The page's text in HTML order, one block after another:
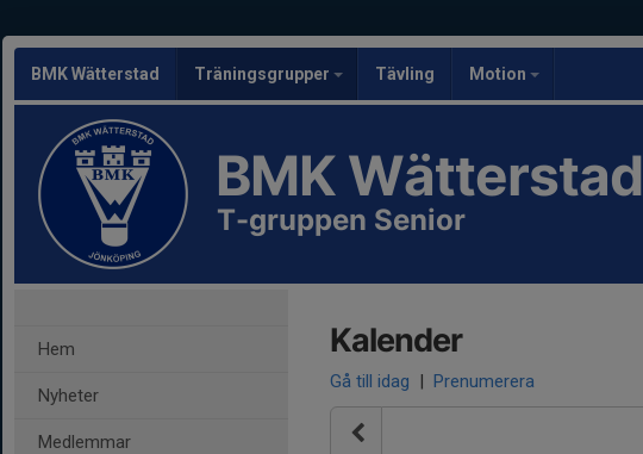
BMK Wätterstad Träningsgrupper Tävling Motion
BMK Wätterstad
T-gruppen Senior
Hem
Nyheter
Medlemmar
Kalender
Gå till idag | Prenumerera